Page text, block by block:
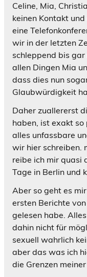
Celine, Mia,
keinen Kontakt
eine
wir in der letzten
schleppend bis
allen Dingen Mia
dass dies nun
Glaubwürdigkeit
Daher zuallererst
haben, ist exakt
alles unfassbare
wir hier schreiben.
reibe ich mir quasi
Tage in Berlin und
Aber so geht es
ersten Berichte
gelesen habe.
dahin nicht für
sexuell wahrlich
aber das was ich
die Grenzen